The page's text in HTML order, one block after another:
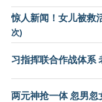
惊人新闻！女儿被救
次)
习指挥联合作战体系
两元神抢一体 忽男忽